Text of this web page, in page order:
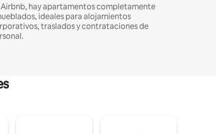
Airbnb, hay apartamentos completamente
ideales para alojamientos
traslados y contrataciones de